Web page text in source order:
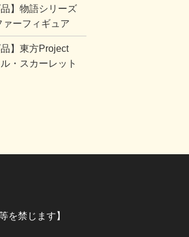
品】物語シリーズ
ァーフィギュア
品】東方Project
・スカーレット
を禁じます】